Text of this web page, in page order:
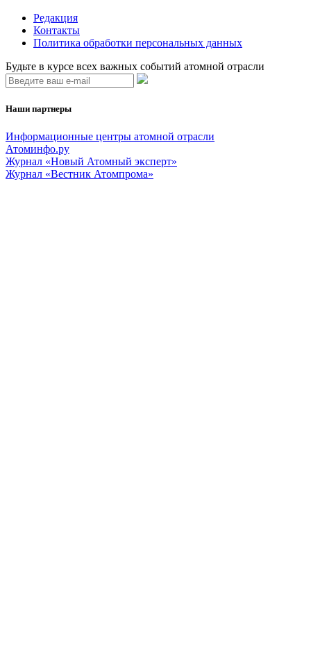
Редакция
Контакты
Политика обработки персональных данных
Будьте в курсе всех важных событий атомной отрасли
Наши партнеры
Информационные центры атомной отрасли
Атоминфо.ру
Журнал «Новый Атомный эксперт»
Журнал «Вестник Атомпрома»